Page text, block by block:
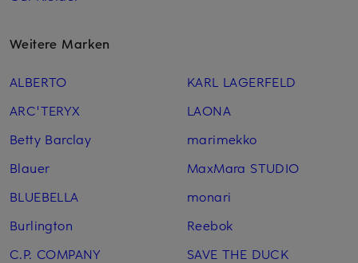
Weitere Marken
ALBERTO
ARC'TERYX
Betty Barclay
Blauer
BLUEBELLA
Burlington
C.P. COMPANY
KARL LAGERFELD
LAONA
marimekko
MaxMara STUDIO
monari
Reebok
SAVE THE DUCK